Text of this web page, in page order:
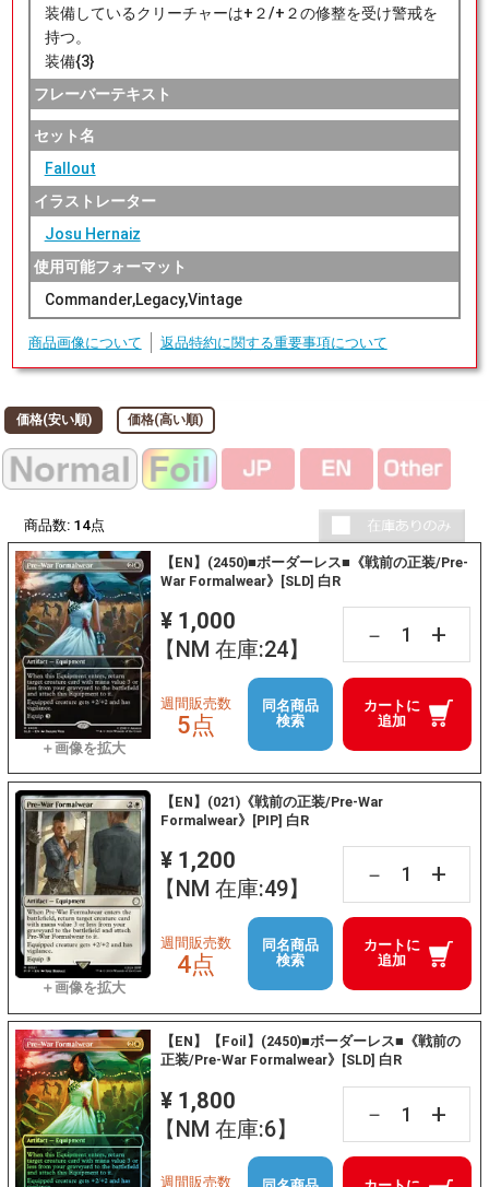
装備しているクリーチャーは+２/+２の修整を受け警戒を
持つ。
装備{3}
フレーバーテキスト
セット名
Fallout
イラストレーター
Josu Hernaiz
使用可能フォーマット
Commander,Legacy,Vintage
商品画像について 返品特約に関する重要事項について
価格(安い順) 価格(高い順)
商品数: 14点
【EN】(2450)■ボーダーレス■《戦前の正装/Pre-
War Formalwear》[SLD] 白R
¥ 1,000
【NM 在庫:24】
－ +
カートに
追加
週間販売数
5点
同名商品
検索
【EN】(021)《戦前の正装/Pre-War
Formalwear》[PIP] 白R
¥ 1,200
【NM 在庫:49】
－ +
カートに
追加
週間販売数
4点
同名商品
検索
【EN】【Foil】(2450)■ボーダーレス■《戦前の
正装/Pre-War Formalwear》[SLD] 白R
¥ 1,800
【NM 在庫:6】
－ +
週間販売数